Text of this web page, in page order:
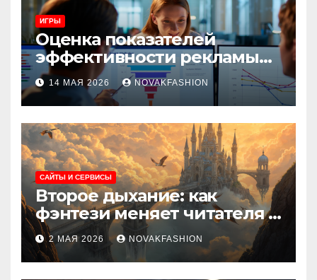
ИГРЫ
Оценка показателей
эффективности рекламы
при атрибуции
множественных точек
касания
14 МАЯ 2026 NOVAKFASHION
САЙТЫ И СЕРВИСЫ
Второе дыхание: как
фэнтези меняет читателя и
культуру
2 МАЯ 2026 NOVAKFASHION